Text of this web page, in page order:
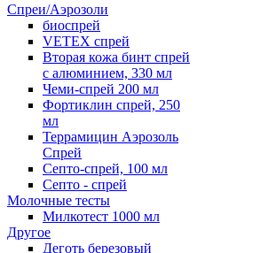
Спреи/Аэрозоли
биоспрей
VETEX спрей
Вторая кожа бинт спрей
с алюминием, 330 мл
Чеми-спрей 200 мл
Фортиклин спрей, 250
мл
Террамицин Аэрозоль
Спрей
Септо-спрей, 100 мл
Септо - спрей
Молочные тесты
Милкотест 1000 мл
Другое
Деготь березовый